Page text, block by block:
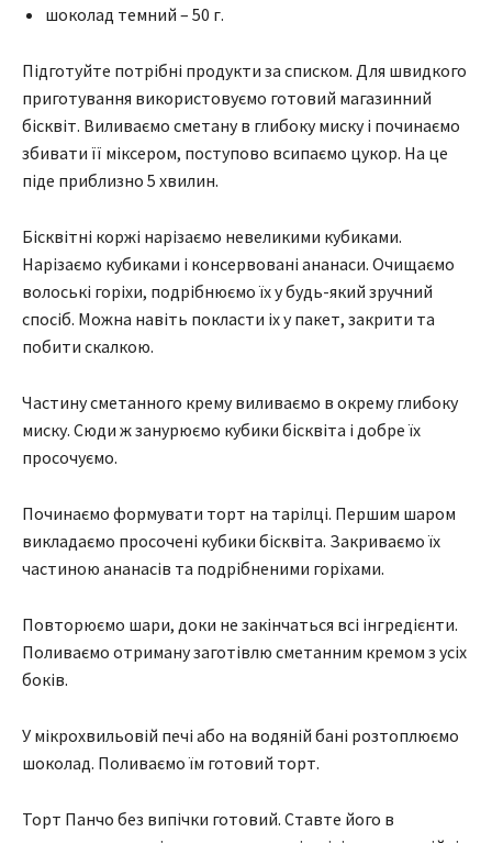
шоколад темний – 50 г.
Підготуйте потрібні продукти за списком. Для швидкого
приготування використовуємо готовий магазинний
бісквіт. Виливаємо сметану в глибоку миску і починаємо
збивати її міксером, поступово всипаємо цукор. На це
піде приблизно 5 хвилин.
Бісквітні коржі нарізаємо невеликими кубиками.
Нарізаємо кубиками і консервовані ананаси. Очищаємо
волоські горіхи, подрібнюємо їх у будь-який зручний
спосіб. Можна навіть покласти іх у пакет, закрити та
побити скалкою.
Частину сметанного крему виливаємо в окрему глибоку
миску. Сюди ж занурюємо кубики бісквіта і добре їх
просочуємо.
Починаємо формувати торт на тарілці. Першим шаром
викладаємо просочені кубики бісквіта. Закриваємо їх
частиною ананасів та подрібненими горіхами.
Повторюємо шари, доки не закінчаться всі інгредієнти.
Поливаємо отриману заготівлю сметанним кремом з усіх
боків.
У мікрохвильовій печі або на водяній бані розтоплюємо
шоколад. Поливаємо їм готовий торт.
Торт Панчо без випічки готовий. Ставте його в